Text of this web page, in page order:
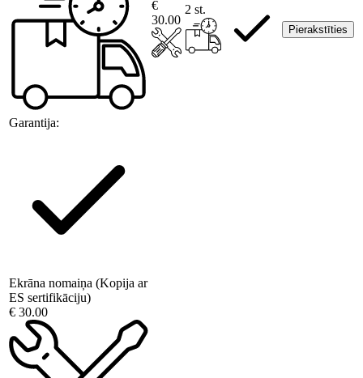
Garantija:
€
30.00
2 st.
Pierakstīties
Ekrāna nomaiņa (Kopija ar
ES sertifikāciju)
€ 30.00